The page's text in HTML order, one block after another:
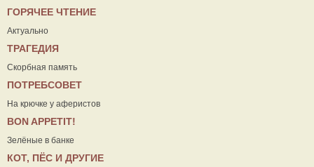
ГОРЯЧЕЕ ЧТЕНИЕ
Актуально
ТРАГЕДИЯ
Скорбная память
ПОТРЕБСОВЕТ
На крючке у аферистов
ВON APPETIT!
Зелёные в банке
КОТ, ПЁС И ДРУГИЕ